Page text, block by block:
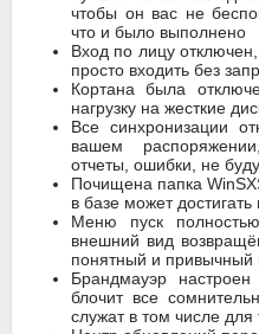
чтобы он вас не
что и было выполнено
Вход по лицу
просто входить без
Кортана была
нагрузку на жесткие
Все синхронизации
вашем
отчеты, ошибки, не
Почищена папка
в базе может достигать
Меню пуск
внешний вид
понятный и привычный
Брандмауэр
блочит все
служат в том числе для